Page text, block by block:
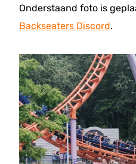
Onderstaand foto is
Backseaters Discord.